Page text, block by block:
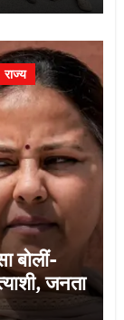
राज्य
बोलीं-
जनता